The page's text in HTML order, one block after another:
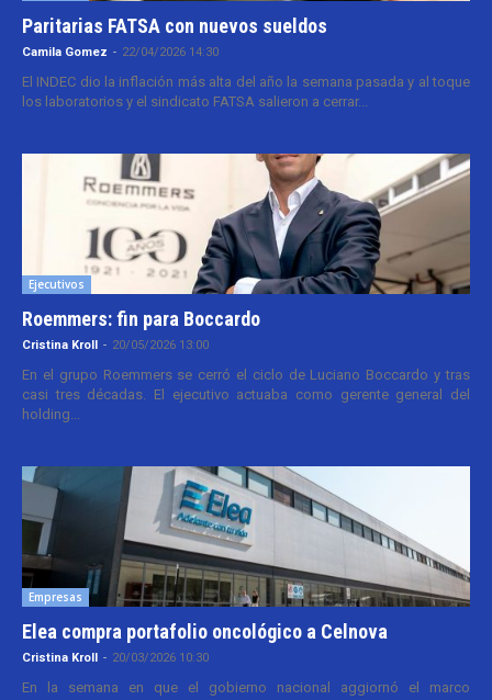
Paritarias FATSA con nuevos sueldos
Camila Gomez - 22/04/2026 14:30
El INDEC dio la inflación más alta del año la semana pasada y al toque
los laboratorios y el sindicato FATSA salieron a cerrar...
Ejecutivos
Roemmers: fin para Boccardo
Cristina Kroll - 20/05/2026 13:00
En el grupo Roemmers se cerró el ciclo de Luciano Boccardo y tras
casi tres décadas. El ejecutivo actuaba como gerente general del
holding...
Empresas
Elea compra portafolio oncológico a Celnova
Cristina Kroll - 20/03/2026 10:30
En la semana en que el gobierno nacional aggiornó el marco